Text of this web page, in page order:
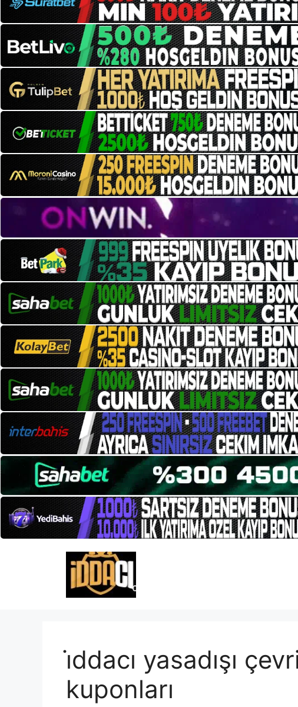
i̇ddacı yasadışı
kuponları